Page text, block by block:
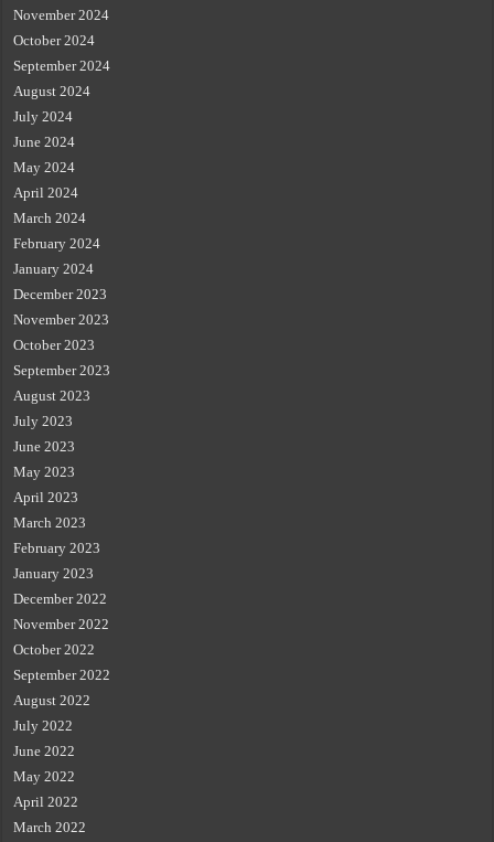
November 2024
October 2024
September 2024
August 2024
July 2024
June 2024
May 2024
April 2024
March 2024
February 2024
January 2024
December 2023
November 2023
October 2023
September 2023
August 2023
July 2023
June 2023
May 2023
April 2023
March 2023
February 2023
January 2023
December 2022
November 2022
October 2022
September 2022
August 2022
July 2022
June 2022
May 2022
April 2022
March 2022